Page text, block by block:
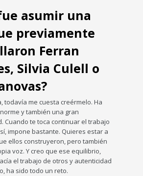
asumir una
previamente
Ferran
Silvia Culell o
todavía me cuesta creérmelo. Ha
y también una gran
Cuando te toca continuar el trabajo
impone bastante. Quieres estar a
ellos construyeron, pero también
voz. Y creo que ese equilibrio,
el trabajo de otros y autenticidad
ha sido todo un reto.